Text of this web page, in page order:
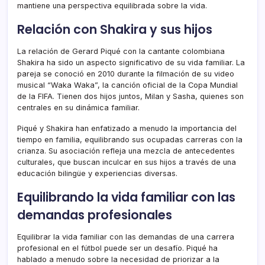
mantiene una perspectiva equilibrada sobre la vida.
Relación con Shakira y sus hijos
La relación de Gerard Piqué con la cantante colombiana
Shakira ha sido un aspecto significativo de su vida familiar. La
pareja se conoció en 2010 durante la filmación de su video
musical “Waka Waka”, la canción oficial de la Copa Mundial
de la FIFA. Tienen dos hijos juntos, Milan y Sasha, quienes son
centrales en su dinámica familiar.
Piqué y Shakira han enfatizado a menudo la importancia del
tiempo en familia, equilibrando sus ocupadas carreras con la
crianza. Su asociación refleja una mezcla de antecedentes
culturales, que buscan inculcar en sus hijos a través de una
educación bilingüe y experiencias diversas.
Equilibrando la vida familiar con las
demandas profesionales
Equilibrar la vida familiar con las demandas de una carrera
profesional en el fútbol puede ser un desafío. Piqué ha
hablado a menudo sobre la necesidad de priorizar a la